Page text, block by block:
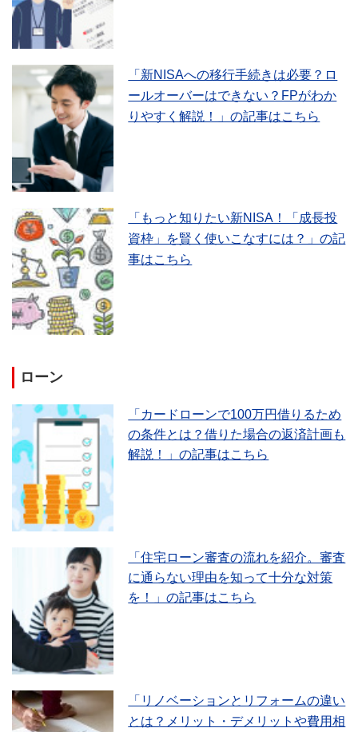
「新NISAへの移行手続きは必要？ロ
ールオーバーはできない？FPがわか
りやすく解説！」の記事はこちら
「もっと知りたい新NISA！「成長投
資枠」を賢く使いこなすには？」の記
事はこちら
ローン
「カードローンで100万円借りるため
の条件とは？借りた場合の返済計画も
解説！」の記事はこちら
「住宅ローン審査の流れを紹介。審査
に通らない理由を知って十分な対策
を！」の記事はこちら
「リノベーションとリフォームの違い
とは？メリット・デメリットや費用相